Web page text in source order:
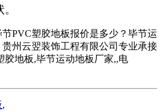
PVC塑胶地板报价是多少？毕节运
州云翌装饰工程有限公司专业承接
胶地板,毕节运动地板厂家,,电
,